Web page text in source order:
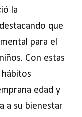
la
que
para el
Con estas
hábitos
edad y
a su bienestar